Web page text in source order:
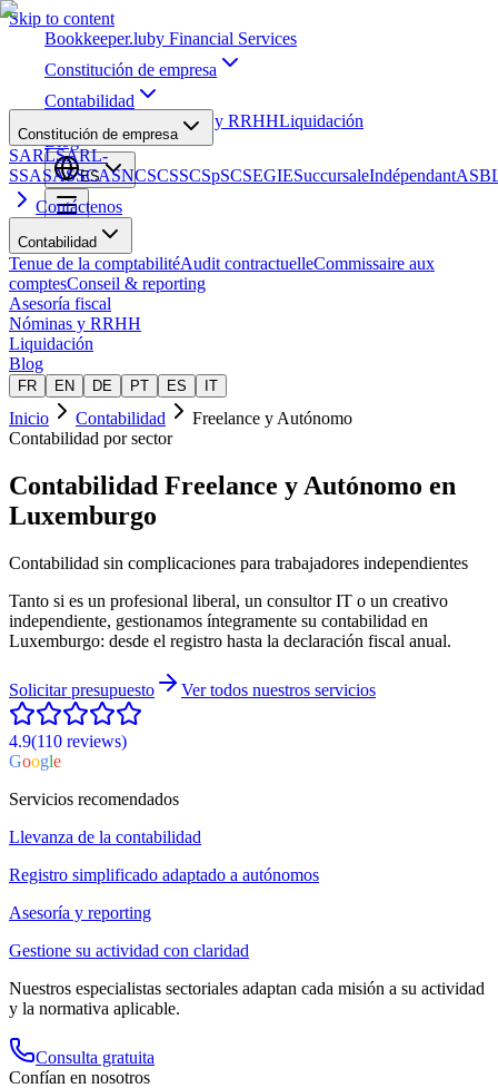
Skip to content
Bookkeeper.luby Financial Services
Constitución de empresa
Contabilidad
Nóminas y RRHHLiquidación
Blog
ES
Constitución de empresa
SARLSARL-
SSASASSCASNCSCSSCSpSCSEGIESuccursaleIndépendant
Contáctenos
Contabilidad
Tenue de la comptabilitéAudit contractuelleCommissaire aux
comptesConseil & reporting
Asesoría fiscal
Nóminas y RRHH
Liquidación
Blog
FR EN DE PT ES IT
Inicio Contabilidad
Freelance y Autónomo
Contabilidad por sector
Contabilidad Freelance y Autónomo en
Luxemburgo
Contabilidad sin complicaciones para trabajadores independientes
Tanto si es un profesional liberal, un consultor IT o un creativo
independiente, gestionamos íntegramente su contabilidad en
Luxemburgo: desde el registro hasta la declaración fiscal anual.
Solicitar presupuesto Ver todos nuestros servicios
4.9(110 reviews)
Google
Servicios recomendados
Llevanza de la contabilidad
Registro simplificado adaptado a autónomos
Asesoría y reporting
Gestione su actividad con claridad
Nuestros especialistas sectoriales adaptan cada misión a su actividad
y la normativa aplicable.
Consulta gratuita
Confían en nosotros